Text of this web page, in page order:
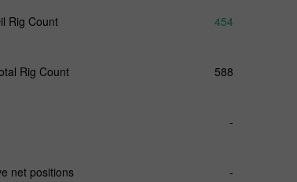
Rig Count 454
Rig Count 588
-
net positions -